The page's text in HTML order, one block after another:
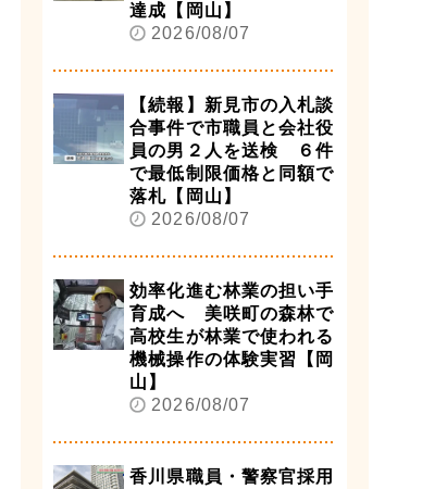
達成【岡山】
2026/08/07
【続報】新見市の入札談
合事件で市職員と会社役
員の男２人を送検 ６件
で最低制限価格と同額で
落札【岡山】
2026/08/07
効率化進む林業の担い手
育成へ 美咲町の森林で
高校生が林業で使われる
機械操作の体験実習【岡
山】
2026/08/07
香川県職員・警察官採用